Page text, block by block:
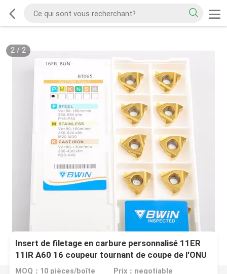
2/ 2
Insert de filetage en carbure personnalisé 11ER
11IR A60 16 coupeur tournant de coupe de l'ONU
MOQ：10 pièces/boîte Prix：negotiable